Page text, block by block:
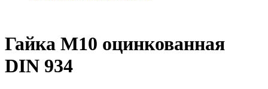
Гайка М10 оцинкованная
DIN 934